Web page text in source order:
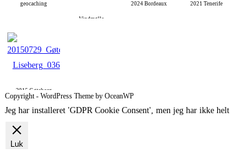
geocaching
Vindmølle
2024 Bordeaux 2021 Tenerife
2015 Gøteborg
Copyright - WordPress Theme by OceanWP
Jeg har installeret 'GDPR Cookie Consent', men jeg har ikke
Luk